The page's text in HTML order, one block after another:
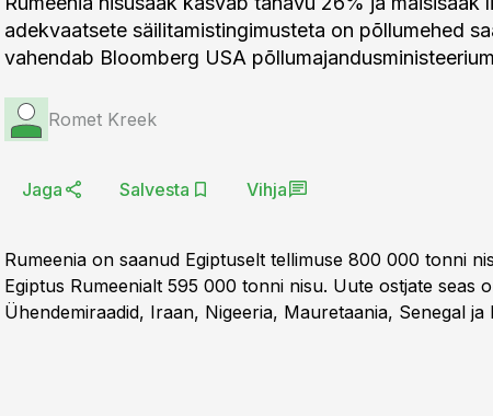
adekvaatsete säilitamistingimusteta on põllumehed
vahendab Bloomberg USA
Romet Kreek
Jaga Salvesta Vihja
Rumeenia on saanud Egiptuselt tellimuse 800 000 tonni
Egiptus Rumeenialt 595 000 tonni nisu. Uute ostjate seas
Ühendemiraadid, Iraan, Nigeeria, Mauretaania, Senegal ja